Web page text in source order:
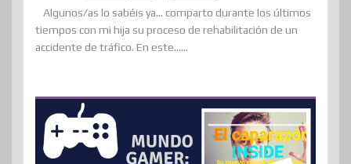
Algunos/as lo sabéis ya… comparto durante los últimos
tiempos con mi hija su proceso de rehabilitación de un
accidente de tráfico. En este......